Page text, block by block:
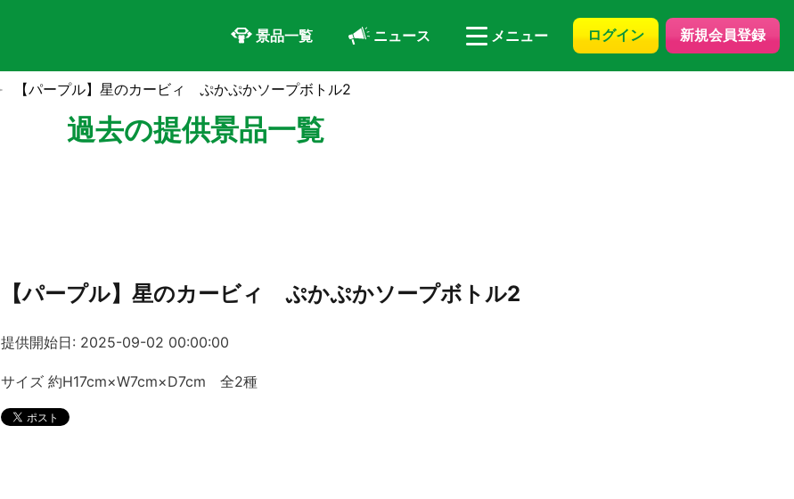
景品一覧 ニュース メニュー ログイン 新規会員登録
【パープル】星のカービィ ぷかぷかソープボトル2
過去の提供景品一覧
【パープル】星のカービィ ぷかぷかソープボトル2
提供開始日: 2025-09-02 00:00:00
サイズ 約H17cm×W7cm×D7cm 全2種